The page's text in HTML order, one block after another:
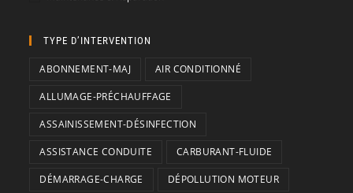
TYPE D’INTERVENTION
ABONNEMENT-MAJ AIR CONDITIONNÉ
ALLUMAGE-PRÉCHAUFFAGE
ASSAINISSEMENT-DÉSINFECTION
ASSISTANCE CONDUITE CARBURANT-FLUIDE
DÉMARRAGE-CHARGE DÉPOLLUTION MOTEUR